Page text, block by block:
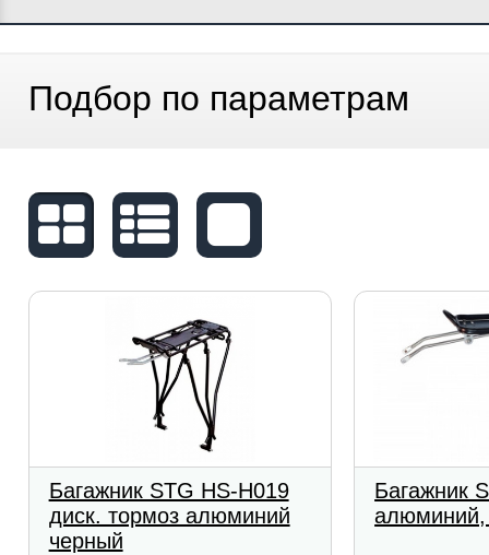
Подбор по параметрам
Багажник STG HS-H019
диск. тормоз алюминий
черный
Багажник